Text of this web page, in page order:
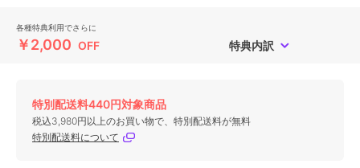
各種特典利用でさらに
￥2,000 OFF 特典内訳
特別配送料440円対象商品
税込3,980円以上のお買い物で、特別配送料が無料
特別配送料について